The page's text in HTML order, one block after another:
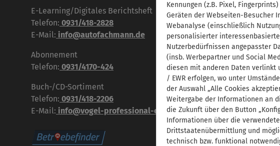
E-Learning/Digitales Berichtsheft
Telefon: 0931/418-2828
E-Mail: info@autofachmann.de
Abonnement
Telefon: 0931/4170-424
Buch-/CD-Sortiment
Telefon: 0931/418-2206
E-Mail: info@vogel-professional-education.de
Kontakt
Lieferzeit
Abo-
Vertrag
Support
Defektes
E-Book-
InfoClick
Kennungen (z.B. Pixel,
Geräten der Webseiten-Besucher
Webanalyse (einschließlich
personalisierter
Nutzerbedürfnissen angepasster
(insb. Werbepartner und Social
diesen mit anderen Daten verlinkt
/ EWR erfolgen, wo unter
der Auswahl „Alle Cookies
Weitergabe der Informationen an
die Zukunft über den Button
Informationen über die
Drittstaatenübermittlung und
technisch bzw. funktional